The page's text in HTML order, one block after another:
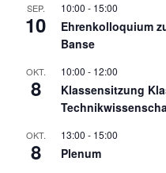
SEP.
10
10:00 - 15:00
Ehrenkolloquium
Banse
OKT.
8
10:00 - 12:00
Klassensitzung
OKT.
8
13:00 - 15:00
Plenum